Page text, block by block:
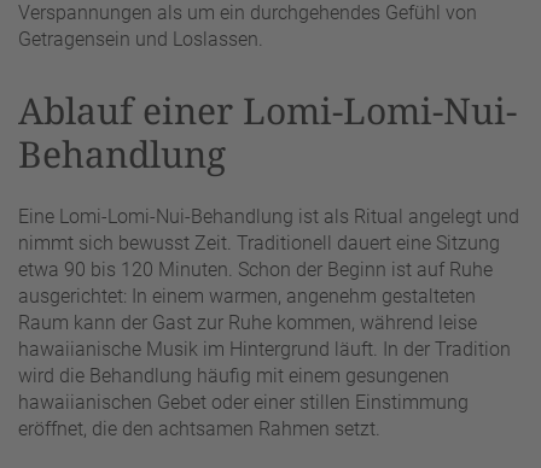
Verspannungen als um ein durchgehendes Gefühl von
Getragensein und Loslassen.
Ablauf einer Lomi-Lomi-Nui-
Behandlung
Eine Lomi-Lomi-Nui-Behandlung ist als Ritual angelegt und
nimmt sich bewusst Zeit. Traditionell dauert eine Sitzung
etwa 90 bis 120 Minuten. Schon der Beginn ist auf Ruhe
ausgerichtet: In einem warmen, angenehm gestalteten
Raum kann der Gast zur Ruhe kommen, während leise
hawaiianische Musik im Hintergrund läuft. In der Tradition
wird die Behandlung häufig mit einem gesungenen
hawaiianischen Gebet oder einer stillen Einstimmung
eröffnet, die den achtsamen Rahmen setzt.